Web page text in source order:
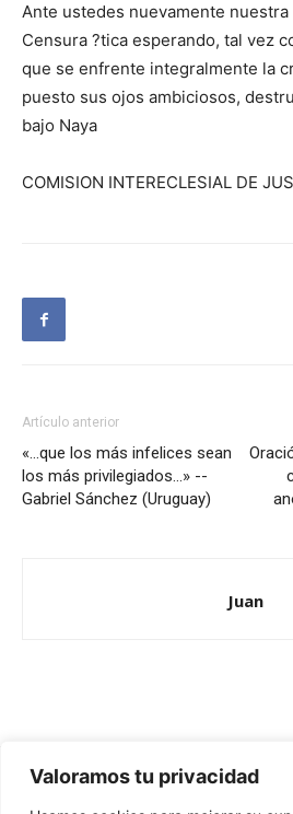
Valoramos tu privacidad
Ante ustedes nuevamente
Censura ?tica esperando, tal vez
que se enfrente integralmente la
puesto sus ojos ambiciosos,
bajo Naya
COMISION INTERECLESIAL DE
Artículo anterior
«…que los más infelices sean
los más privilegiados…» --
Gabriel Sánchez (Uruguay)
Juan
Redes Cristianas